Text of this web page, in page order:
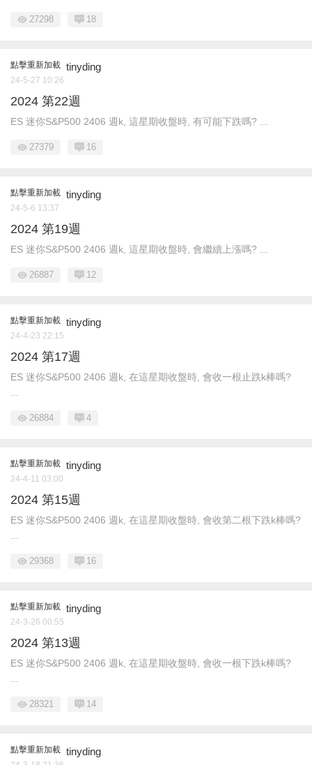
27298 18
點擊重新加載 tinyding
24-5-27 10:26
2024 第22週
ES 迷你S&P500 2406 週k, 這星期收盤時, 有可能下跌嗎? ...
27379 16
點擊重新加載 tinyding
24-5-6 13:37
2024 第19週
ES 迷你S&P500 2406 週k, 這星期收盤時, 會繼續上漲嗎? ...
26887 12
點擊重新加載 tinyding
24-4-23 22:15
2024 第17週
ES 迷你S&P500 2406 週k, 在這星期收盤時, 會收一根止跌k棒嗎?
26884 4
點擊重新加載 tinyding
24-4-11 03:00
2024 第15週
ES 迷你S&P500 2406 週k, 在這星期收盤時, 會收第二根下跌k棒嗎?
29368 16
點擊重新加載 tinyding
24-3-26 00:55
2024 第13週
ES 迷你S&P500 2406 週k, 在這星期收盤時, 會收一根下跌k棒嗎?
28321 14
點擊重新加載 tinyding